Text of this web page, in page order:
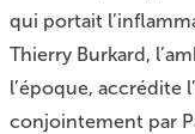
qui portait
Thierry Burkard,
l’époque, accrédite
conjointement par